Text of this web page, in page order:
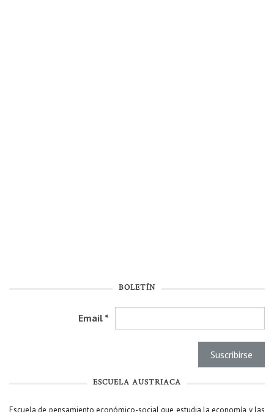
BOLETÍN
Email *
ESCUELA AUSTRIACA
Escuela de pensamiento económico-social que estudia la economía y las